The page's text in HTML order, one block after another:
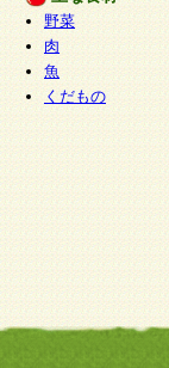
野菜
肉
魚
くだもの